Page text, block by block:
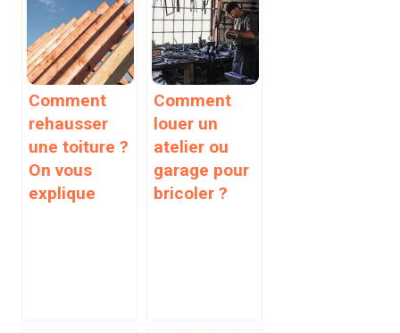
Comment
rehausser
une toiture ?
On vous
explique
Comment
louer un
atelier ou
garage pour
bricoler ?